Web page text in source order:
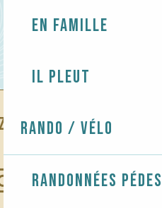
En famille
Il pleut
Rando / Vélo
Randonnées
NOUS